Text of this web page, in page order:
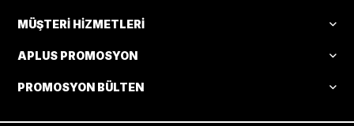
MÜŞTERI HIZMETLERI
APLUS PROMOSYON
PROMOSYON BÜLTEN